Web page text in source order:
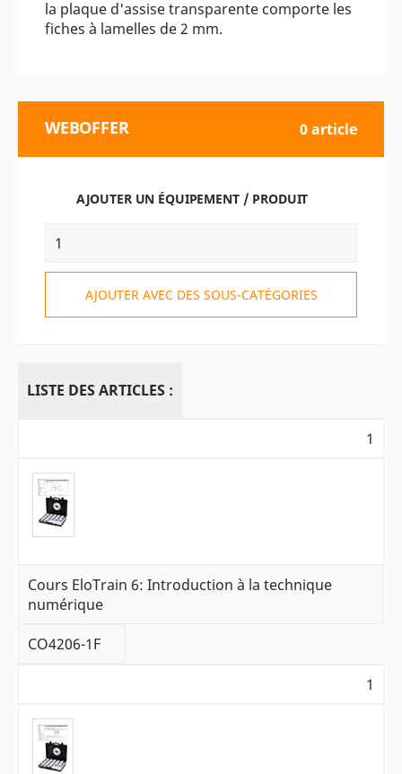
la plaque d'assise transparente comporte les
fiches à lamelles de 2 mm.
WEBOFFER 0 article
AJOUTER UN ÉQUIPEMENT / PRODUIT
AJOUTER AVEC DES SOUS-CATÉGORIES
LISTE DES ARTICLES :
1
Cours EloTrain 6: Introduction à la technique
numérique
CO4206-1F
1